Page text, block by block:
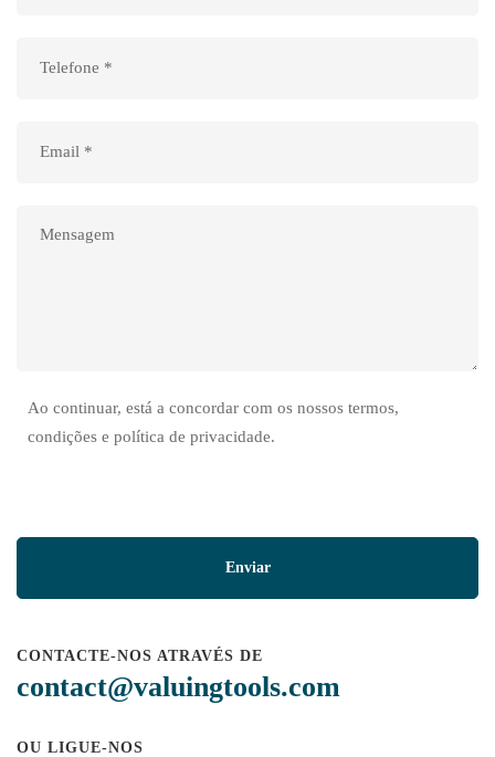
Ao continuar, está a concordar com os nossos termos,
condições e política de privacidade.
CONTACTE-NOS ATRAVÉS DE
contact@valuingtools.com
OU LIGUE-NOS